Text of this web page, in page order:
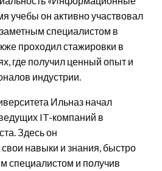
учебы он активно участвовал
специалистом в
проходил стажировки в
где получил ценный опыт и
индустрии.
Ильназ начал
IT-компаний в
Здесь он
навыки и знания, быстро
специалистом и получив